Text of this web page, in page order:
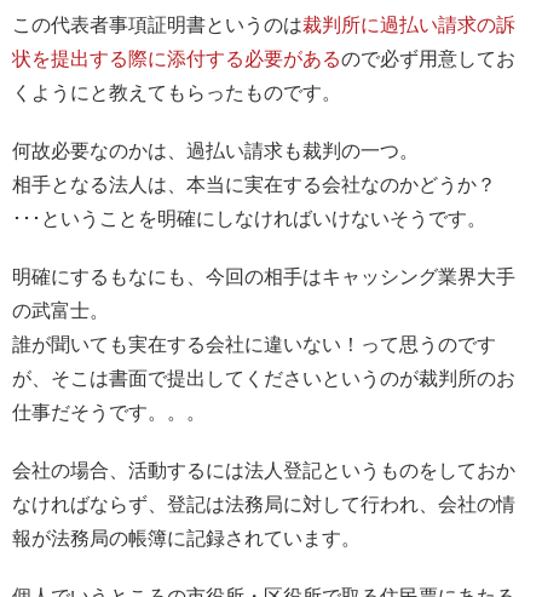
この代表者事項証明書というのは裁判所に過払い請求の訴
状を提出する際に添付する必要があるので必ず用意してお
くようにと教えてもらったものです。
何故必要なのかは、過払い請求も裁判の一つ。
相手となる法人は、本当に実在する会社なのかどうか？
･･･ということを明確にしなければいけないそうです。
明確にするもなにも、今回の相手はキャッシング業界大手
の武富士。
誰が聞いても実在する会社に違いない！って思うのです
が、そこは書面で提出してくださいというのが裁判所のお
仕事だそうです。。。
会社の場合、活動するには法人登記というものをしておか
なければならず、登記は法務局に対して行われ、会社の情
報が法務局の帳簿に記録されています。